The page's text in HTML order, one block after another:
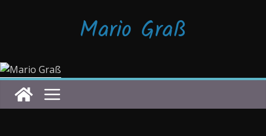
Mario Graß